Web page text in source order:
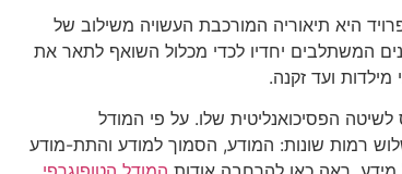
היא תיאוריה המורכבת העשויה משילוב של
המשתלבים יחדיו לכדי מכלול השואף לתאר את
ועד זקנה.
הפסיכואנליטית שלו. על פי המודל
רמות שונות: המודע, הסמוך למודע והתת-מודע